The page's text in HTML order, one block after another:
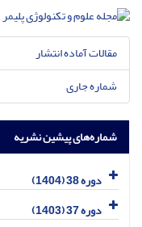
مقالات آماده انتشار
شماره جاری
شماره‌های پیشین نشریه
دوره 38 (1404)
دوره 37 (1403)